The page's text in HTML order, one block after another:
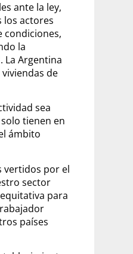
ante la ley,
los actores
condiciones,
la
La Argentina
de
sea
tienen en
ámbito
vertidos por el
sector
para
países